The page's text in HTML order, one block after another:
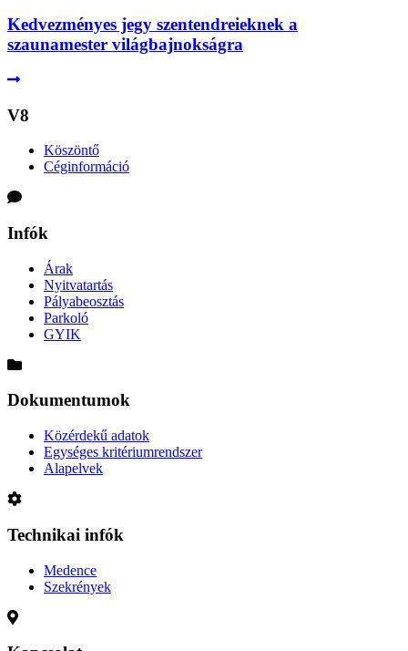
Kedvezményes jegy szentendreieknek a
szaunamester világbajnokságra
V8
Köszöntő
Céginformáció
Infók
Árak
Nyitvatartás
Pályabeosztás
Parkoló
GYIK
Dokumentumok
Közérdekű adatok
Egységes kritériumrendszer
Alapelvek
Technikai infók
Medence
Szekrények